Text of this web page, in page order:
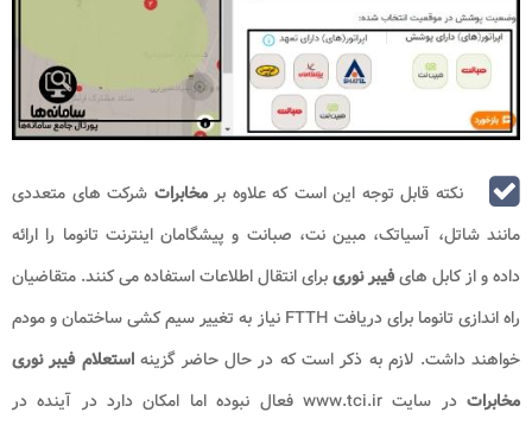
نکته قابل توجه این است که علاوه برمخابرات شرکت های متعددی
مانند شاتل، آسیاتک، مبین نت، صبانت و پیشگامان اینترنت تانوما را ارائه
داده و از کابل هایفیبر نوریبرای انتقال اطلاعات استفاده می کنند. متقاضیان
راه اندازی تانوما برای دریافت FTTH نیاز به تغییر سیم کشی ساختمان و مودم
خواهند داشت. لازم به ذکر است که در حال حاضر گزینهاستعلام فیبر نوری
مخابرات
در سایت www.tci.ir فعال نبوده اما امکان دارد در آینده در